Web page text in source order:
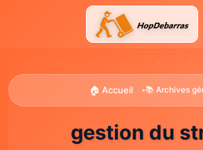
🏠 Accueil •📚 Archives
gestion du